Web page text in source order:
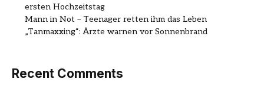
ersten Hochzeitstag
Mann in Not – Teenager retten ihm das Leben
„Tanmaxxing“: Ärzte warnen vor Sonnenbrand
Recent Comments